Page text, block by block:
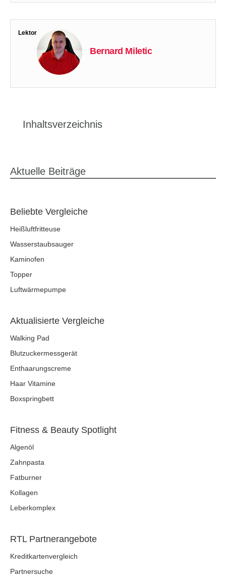
Lektor
Bernard Miletic
Inhaltsverzeichnis
Aktuelle Beiträge
Beliebte Vergleiche
Heißluftfritteuse
Wasserstaubsauger
Kaminofen
Topper
Luftwärmepumpe
Aktualisierte Vergleiche
Walking Pad
Blutzuckermessgerät
Enthaarungscreme
Haar Vitamine
Boxspringbett
Fitness & Beauty Spotlight
Algenöl
Zahnpasta
Fatburner
Kollagen
Leberkomplex
RTL Partnerangebote
Kreditkartenvergleich
Partnersuche